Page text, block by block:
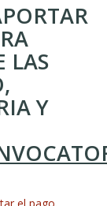
LAS
Y